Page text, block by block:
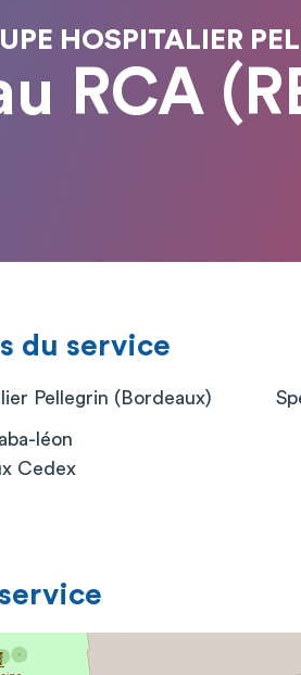
HOSPITALIER
RCA
du service
Pellegrin (Bordeaux)
léon
Cedex